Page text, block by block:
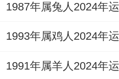
题需明确，财运小幅
利，感情方面关系有
事项务必权责分明，书